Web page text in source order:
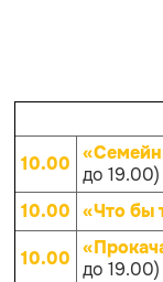
10.00 до 19.00)
10.00 «Что бы
10.00 до 19.00)